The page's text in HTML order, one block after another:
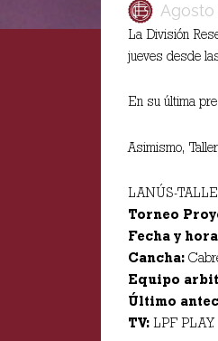
Agosto
La División
jueves desde
En su última
Asimismo,
LANÚS-
Torneo
Fecha y
Cancha:
Equipo
Último
TV: LPF PLAY.